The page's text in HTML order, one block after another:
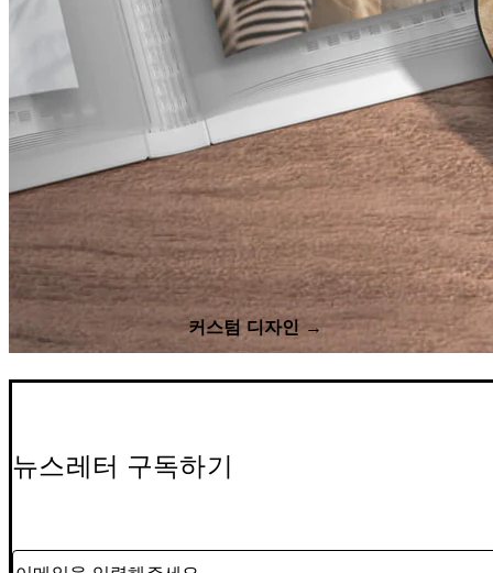
커스텀 디자인 →
뉴스레터 구독하기
이메일을 입력해주세요.